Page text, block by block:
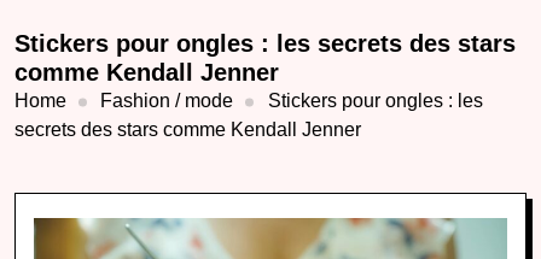
Stickers pour ongles : les secrets des stars
comme Kendall Jenner
Home Fashion / mode
Stickers pour ongles : les
secrets des stars comme Kendall Jenner